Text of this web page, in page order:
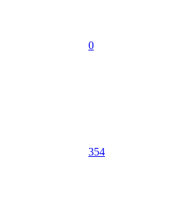
0
354